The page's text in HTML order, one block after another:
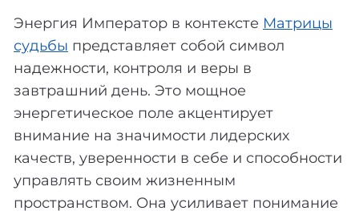
Энергия Император в контексте Матрицы
судьбы представляет собой символ
надежности, контроля и веры в
завтрашний день. Это мощное
энергетическое поле акцентирует
внимание на значимости лидерских
качеств, уверенности в себе и способности
управлять своим жизненным
пространством. Она усиливает понимание